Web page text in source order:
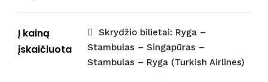
Į kainą
įskaičiuota
Skrydžio bilietai: Ryga –
Stambulas – Singapūras –
Stambulas – Ryga (Turkish Airlines)